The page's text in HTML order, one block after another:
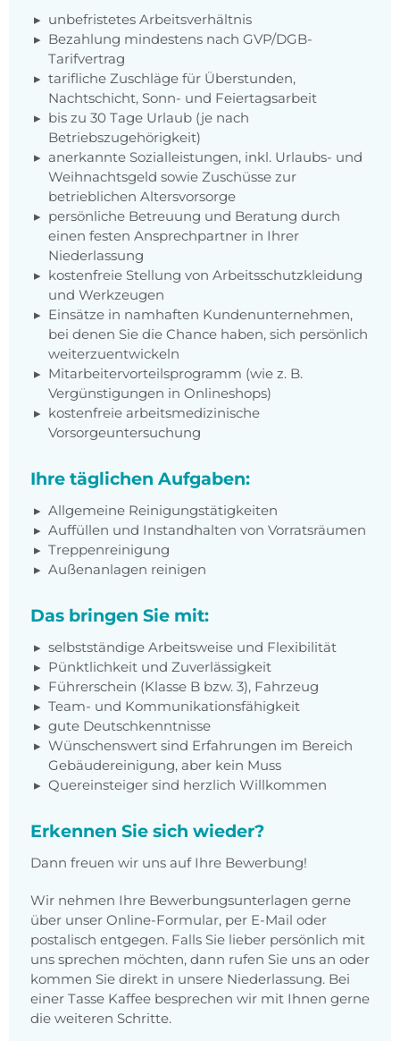
unbefristetes Arbeitsverhältnis
Bezahlung mindestens nach GVP/DGB-
Tarifvertrag
tarifliche Zuschläge für Überstunden,
Nachtschicht, Sonn- und Feiertagsarbeit
bis zu 30 Tage Urlaub (je nach
Betriebszugehörigkeit)
anerkannte Sozialleistungen, inkl. Urlaubs- und
Weihnachtsgeld sowie Zuschüsse zur
betrieblichen Altersvorsorge
persönliche Betreuung und Beratung durch
einen festen Ansprechpartner in Ihrer
Niederlassung
kostenfreie Stellung von Arbeitsschutzkleidung
und Werkzeugen
Einsätze in namhaften Kundenunternehmen,
bei denen Sie die Chance haben, sich persönlich
weiterzuentwickeln
Mitarbeitervorteilsprogramm (wie z. B.
Vergünstigungen in Onlineshops)
kostenfreie arbeitsmedizinische
Vorsorgeuntersuchung
Ihre täglichen Aufgaben:
Allgemeine Reinigungstätigkeiten
Auffüllen und Instandhalten von Vorratsräumen
Treppenreinigung
Außenanlagen reinigen
Das bringen Sie mit:
selbstständige Arbeitsweise und Flexibilität
Pünktlichkeit und Zuverlässigkeit
Führerschein (Klasse B bzw. 3), Fahrzeug
Team- und Kommunikationsfähigkeit
gute Deutschkenntnisse
Wünschenswert sind Erfahrungen im Bereich
Gebäudereinigung, aber kein Muss
Quereinsteiger sind herzlich Willkommen
Erkennen Sie sich wieder?
Dann freuen wir uns auf Ihre Bewerbung!
Wir nehmen Ihre Bewerbungsunterlagen gerne
über unser Online-Formular, per E-Mail oder
postalisch entgegen. Falls Sie lieber persönlich mit
uns sprechen möchten, dann rufen Sie uns an oder
kommen Sie direkt in unsere Niederlassung. Bei
einer Tasse Kaffee besprechen wir mit Ihnen gerne
die weiteren Schritte.